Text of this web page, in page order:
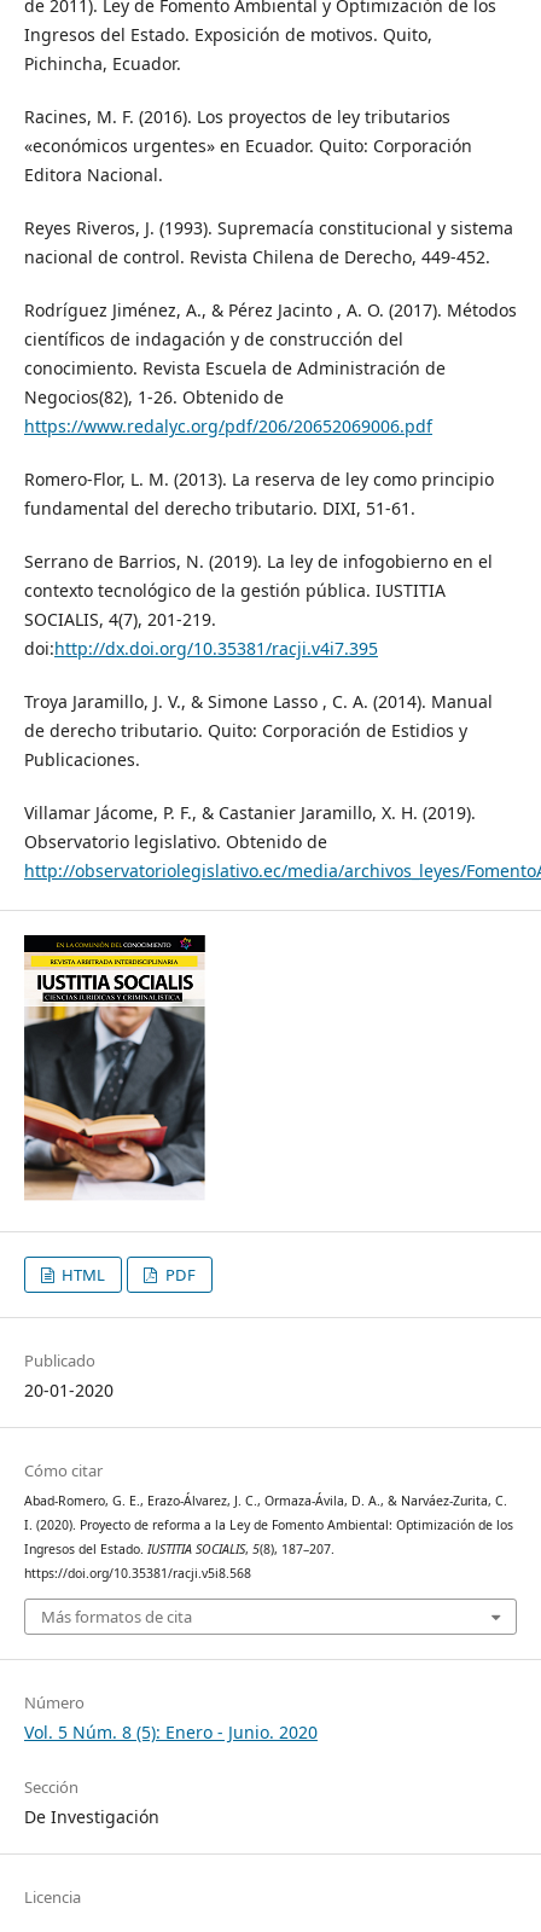
de 2011). Ley de Fomento Ambiental y Optimización de los
Ingresos del Estado. Exposición de motivos. Quito,
Pichincha, Ecuador.
Racines, M. F. (2016). Los proyectos de ley tributarios
«económicos urgentes» en Ecuador. Quito: Corporación
Editora Nacional.
Reyes Riveros, J. (1993). Supremacía constitucional y sistema
nacional de control. Revista Chilena de Derecho, 449-452.
Rodríguez Jiménez, A., & Pérez Jacinto , A. O. (2017). Métodos
científicos de indagación y de construcción del
conocimiento. Revista Escuela de Administración de
Negocios(82), 1-26. Obtenido de
https://www.redalyc.org/pdf/206/20652069006.pdf
Romero-Flor, L. M. (2013). La reserva de ley como principio
fundamental del derecho tributario. DIXI, 51-61.
Serrano de Barrios, N. (2019). La ley de infogobierno en el
contexto tecnológico de la gestión pública. IUSTITIA
SOCIALIS, 4(7), 201-219.
doi:http://dx.doi.org/10.35381/racji.v4i7.395
Troya Jaramillo, J. V., & Simone Lasso , C. A. (2014). Manual
de derecho tributario. Quito: Corporación de Estidios y
Publicaciones.
Villamar Jácome, P. F., & Castanier Jaramillo, X. H. (2019).
Observatorio legislativo. Obtenido de
http://observatoriolegislativo.ec/media/archivos_leyes/
HTML PDF
Publicado
20-01-2020
Cómo citar
Abad-Romero, G. E., Erazo-Álvarez, J. C., Ormaza-Ávila, D. A., & Narváez-Zurita, C.
I. (2020). Proyecto de reforma a la Ley de Fomento Ambiental: Optimización de los
Ingresos del Estado. IUSTITIA SOCIALIS, 5(8), 187–207.
https://doi.org/10.35381/racji.v5i8.568
Más formatos de cita
Número
Vol. 5 Núm. 8 (5): Enero - Junio. 2020
Sección
De Investigación
Licencia